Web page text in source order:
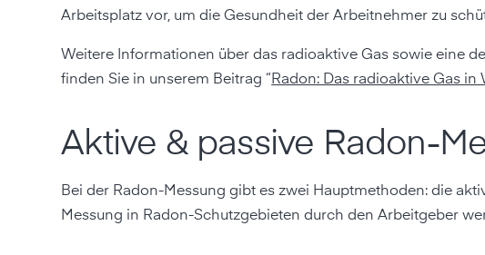
Arbeitsplatz vor, um die Gesundheit der Arbeitnehmer zu
Weitere Informationen über das radioaktive Gas sowie eine
finden Sie in unserem Beitrag “Radon: Das radioaktive Gas in
Aktive & passive Radon-
Bei der Radon-Messung gibt es zwei Hauptmethoden: die
Messung in Radon-Schutzgebieten durch den Arbeitgeber